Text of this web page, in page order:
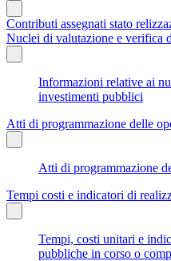
Contributi assegnati stato
Nuclei di valutazione e verifica
Informazioni relative ai
investimenti pubblici
Atti di programmazione delle
Atti di programmazione
Tempi costi e indicatori di
Tempi, costi unitari e
pubbliche in corso o